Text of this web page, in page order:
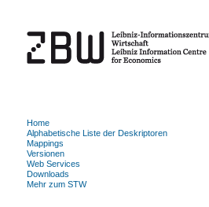
Home
Alphabetische Liste der Deskriptoren
Mappings
Versionen
Web Services
Downloads
Mehr zum STW